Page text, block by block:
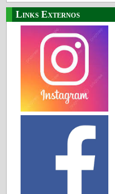
Links Externos